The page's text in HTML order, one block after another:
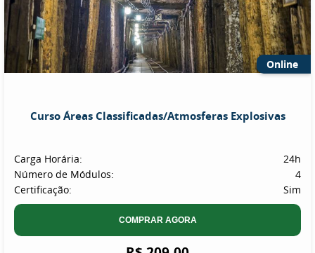
Online
Curso Áreas Classificadas/Atmosferas Explosivas
Carga Horária:
24h
Número de Módulos:
4
Certificação:
Sim
COMPRAR AGORA